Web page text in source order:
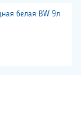
белая ВW 9л